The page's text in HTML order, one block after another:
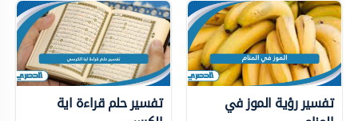
تفسير رؤية الموز في تفسير حلم قراءة اية